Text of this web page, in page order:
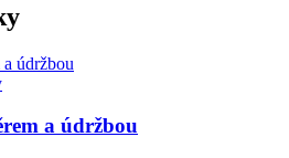
a údržbou